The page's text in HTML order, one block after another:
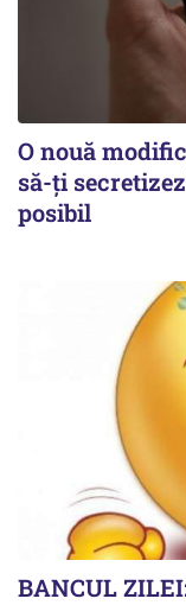
O nouă
să-ți
posibil
BANCUL